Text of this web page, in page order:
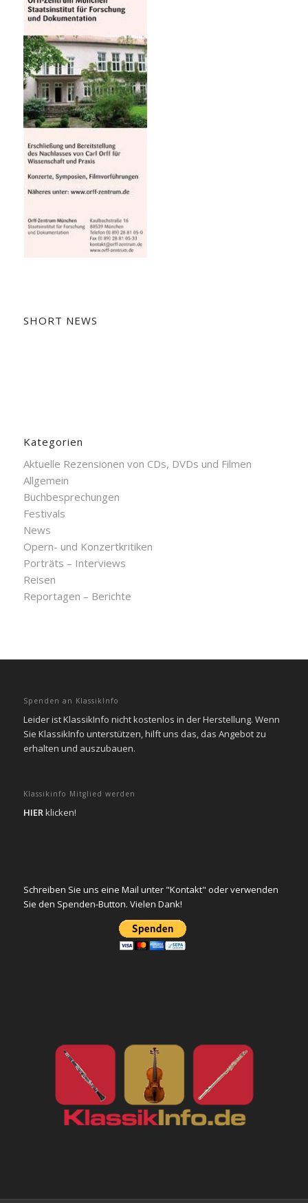
SHORT NEWS
Kategorien
Aktuelle Rezensionen von CDs, DVDs und Filmen
Allgemein
Buchbesprechungen
Festivals
News
Opern- und Konzertkritiken
Porträts – Interviews
Reisen
Reportagen – Berichte
Spenden an KlassikInfo
Leider ist KlassikInfo nicht kostenlos in der Herstellung. Wenn
Sie KlassikInfo unterstützen, hilft uns das, das Angebot zu
erhalten und auszubauen.
Klassikinfo Mitglied werden
HIERklicken!
Schreiben Sie uns eine Mail unter "Kontakt" oder verwenden
Sie den Spenden-Button. Vielen Dank!